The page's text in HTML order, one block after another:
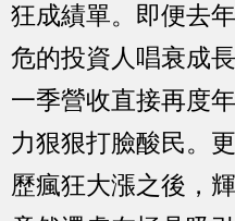
狂成績單。即便去
危的投資人唱衰成
一季營收直接再度
力狠狠打臉酸民。
歷瘋狂大漲之後，